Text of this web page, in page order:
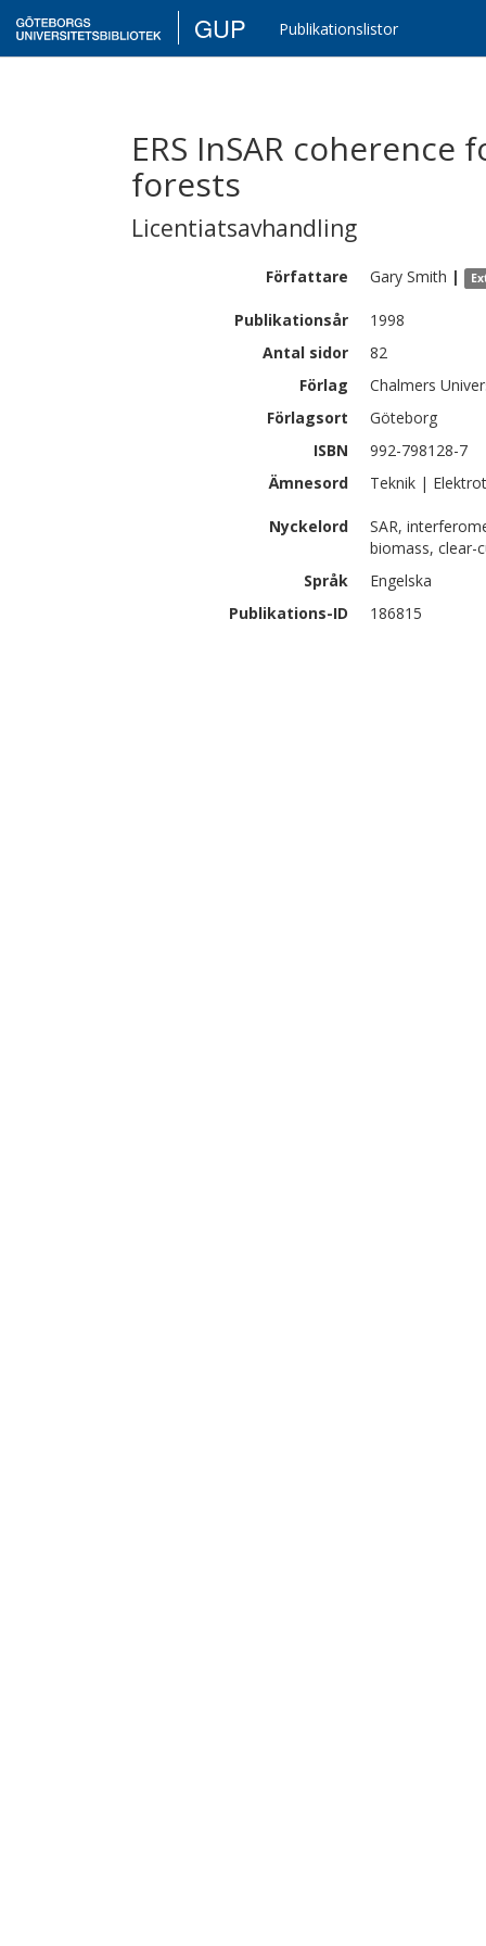
GUP Publikationslistor
ERS InSAR
forests
Licentiatsavhandling
Författare Gary Smith |
Publikationsår
1998
Antal sidor
82
Förlag
Chalmers
Förlagsort
Göteborg
ISBN
992-798128-7
Ämnesord
Teknik |
Nyckelord
SAR,
biomass, clear-
Språk
Engelska
Publikations-ID
186815